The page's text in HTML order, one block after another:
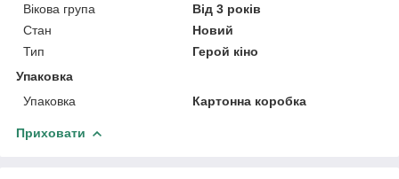
Вікова група
Від 3 років
Стан
Новий
Тип
Герой кіно
Упаковка
Упаковка
Картонна коробка
Приховати